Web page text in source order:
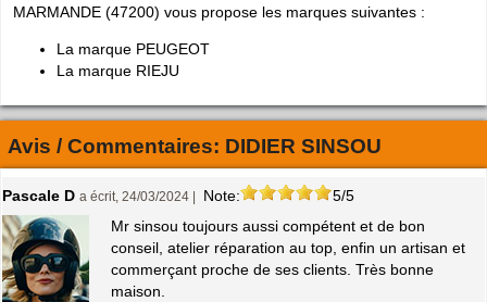
MARMANDE (47200) vous propose les marques suivantes :
La marque PEUGEOT
La marque RIEJU
Avis / Commentaires: DIDIER SINSOU
Pascale D a écrit, 24/03/2024 | Note:
5/5
Mr sinsou toujours aussi compétent et de bon
conseil, atelier réparation au top, enfin un artisan et
commerçant proche de ses clients. Très bonne
maison.